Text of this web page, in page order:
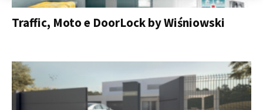
Traffic, Moto e DoorLock by Wiśniowski